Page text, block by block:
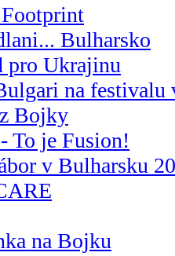
Bulharsko
pro Ukrajinu
na festivalu
Bojky
To je Fusion!
v Bulharsku
na Bojku